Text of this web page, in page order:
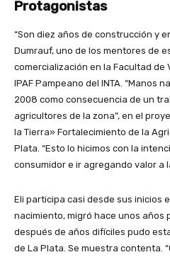
Protagonistas
“Son diez años de construcción y
Dumrauf, uno de los mentores de
comercialización en la Facultad
IPAF Pampeano del INTA. “Manos
2008 como consecuencia de un
agricultores de la zona”, en el
la Tierra» Fortalecimiento de la
Plata. “Esto lo hicimos con la
consumidor e ir agregando valor a
Eli participa casi desde sus inicios
nacimiento, migró hace unos años
después de años difíciles pudo
de La Plata. Se muestra contenta.